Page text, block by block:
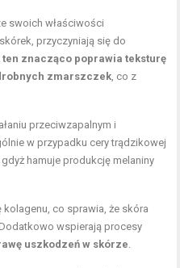
swoich właściwości
przyczyniają się do
ten znacząco poprawia teksturę
zmarszczek, co z
przeciwzapalnym i
w przypadku cery trądzikowej
hamuje produkcję melaniny
co sprawia, że skóra
wspierają procesy
uszkodzeń w skórze.